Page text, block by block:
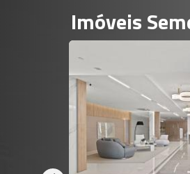
Imóveis